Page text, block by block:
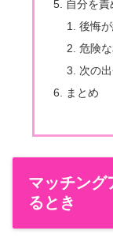
自分を
後悔
危険
次の
まとめ
マッチング
るとき